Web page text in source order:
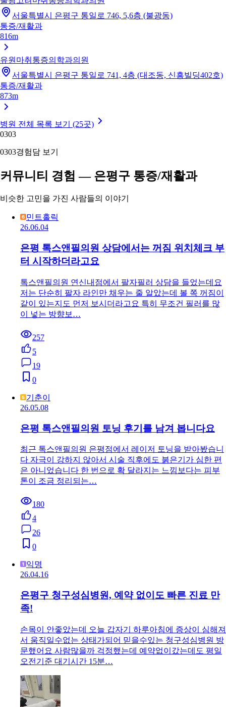
서울특별시 은평구 통일로 746, 5,6층 (불광동)
통증/재활과
816m
유원마취통증의학과의원
서울특별시 은평구 통일로 741, 4층 (대조동, 신흥빌딩402호)
통증/재활과
873m
병원 전체 목록 보기 (25곳)
0303
0303경험담 보기
커뮤니티 경험 — 은평구 통증/재활과
비슷한 고민을 가진 사람들의 이야기
민트홀릭
26.06.04
은평 톡스앤필의원 상담에서는 꺼짐 위치체크 부
터 시작하더라고요
톡스앤필의원 연신내점에서 팔자필러 상담을 들었는데요
저는 단순히 팔자 라인만 채우는 줄 알았는데 볼 쪽 꺼짐이
같이 있는지도 먼저 보시더라고요 특히 무조건 필러를 많
이 넣는 방향보…
257
5
19
0
기춘이
26.05.08
은평 톡스앤필의원 토닝 후기를 남겨 봅니다요
최근 톡스앤필의원 은평점에서 레이저 토닝을 받아봤습니
다 자극이 강하지 않아서 시술 직후에도 붉은기가 심한 편
은 아니었습니다 한 번으로 확 달라지는 느낌보다는 피부
톤이 조금 정리되는…
180
4
26
0
익명
26.04.16
은평구 청구성심병원, 예약 없이도 빠른 진료 만
족!
손목이 안좋았는데 오늘 갑자기 하루아침에 증상이 심해져
서 움직일수없는 상태가되어 믿을수있는 청구성심병원 방
문했어요 사람많을까 걱정했는데 예약없이갔는데도 평일
오전기준 대기시간 15분…